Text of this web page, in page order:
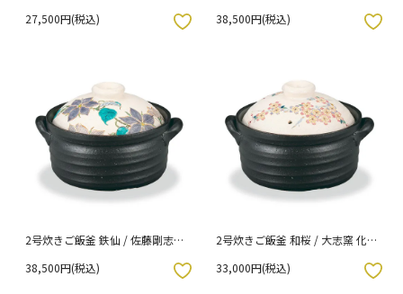
27,500円(税込)
38,500円(税込)
お気に入りボタン
2号炊きご飯釜 鉄仙 / 佐藤剛志
38,500円(税込)
2号炊きご飯釜 和桜 / 大志窯 化
33,000円(税込)
お気に入りボタン